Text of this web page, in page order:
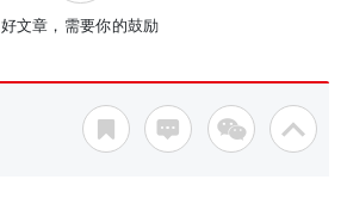
好文章，需要你的鼓励